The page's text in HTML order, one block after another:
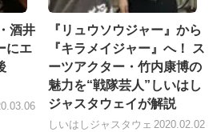
酒井
にエ
『リュウソウジャー』から
『キラメイジャー』へ！ ス
ーツアクター・竹内康博の
魅力を“戦隊芸人”しいはし
ジャスタウェイが解説
しいはしジャスタウェ 2020.02.02